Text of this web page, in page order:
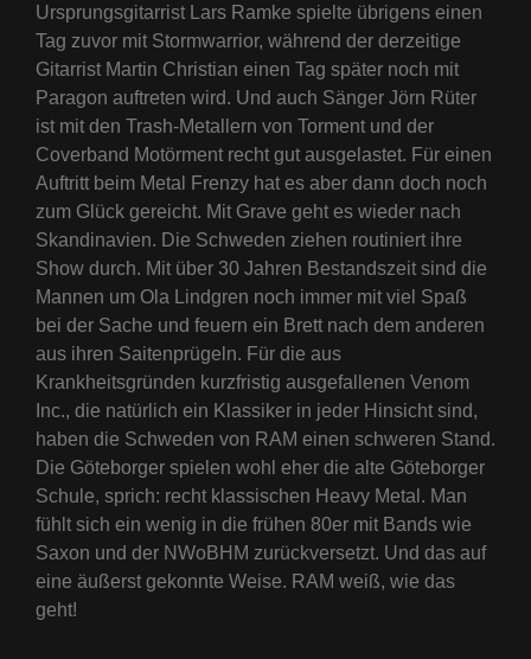
Ursprungsgitarrist Lars Ramke spielte übrigens einen
Tag zuvor mit Stormwarrior, während der derzeitige
Gitarrist Martin Christian einen Tag später noch mit
Paragon auftreten wird. Und auch Sänger Jörn Rüter
ist mit den Trash-Metallern von Torment und der
Coverband Motörment recht gut ausgelastet. Für einen
Auftritt beim Metal Frenzy hat es aber dann doch noch
zum Glück gereicht. Mit Grave geht es wieder nach
Skandinavien. Die Schweden ziehen routiniert ihre
Show durch. Mit über 30 Jahren Bestandszeit sind die
Mannen um Ola Lindgren noch immer mit viel Spaß
bei der Sache und feuern ein Brett nach dem anderen
aus ihren Saitenprügeln. Für die aus
Krankheitsgründen kurzfristig ausgefallenen Venom
Inc., die natürlich ein Klassiker in jeder Hinsicht sind,
haben die Schweden von RAM einen schweren Stand.
Die Göteborger spielen wohl eher die alte Göteborger
Schule, sprich: recht klassischen Heavy Metal. Man
fühlt sich ein wenig in die frühen 80er mit Bands wie
Saxon und der NWoBHM zurückversetzt. Und das auf
eine äußerst gekonnte Weise. RAM weiß, wie das
geht!